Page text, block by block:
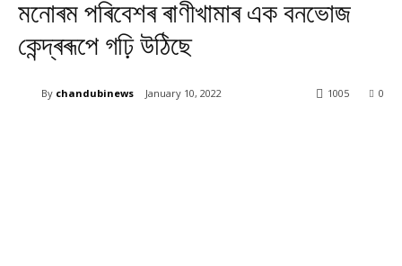
মনোৰম পৰিবেশৰ ৰাণীখামাৰ এক বনভোজ
কেন্দ্ৰৰূপে গঢ়ি উঠিছে
By chandubinews January 10, 2022 0
1005